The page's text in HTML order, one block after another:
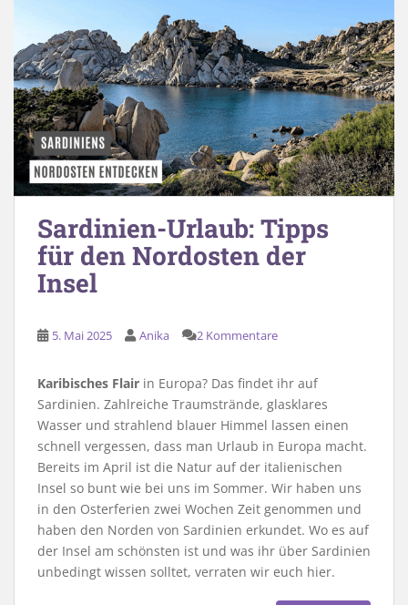
Sardinien-Urlaub: Tipps
für den Nordosten der
Insel
5. Mai 2025 Anika 2 Kommentare
Karibisches Flair in Europa? Das findet ihr auf
Sardinien. Zahlreiche Traumstrände, glasklares
Wasser und strahlend blauer Himmel lassen einen
schnell vergessen, dass man Urlaub in Europa macht.
Bereits im April ist die Natur auf der italienischen
Insel so bunt wie bei uns im Sommer. Wir haben uns
in den Osterferien zwei Wochen Zeit genommen und
haben den Norden von Sardinien erkundet. Wo es auf
der Insel am schönsten ist und was ihr über Sardinien
unbedingt wissen solltet, verraten wir euch hier.